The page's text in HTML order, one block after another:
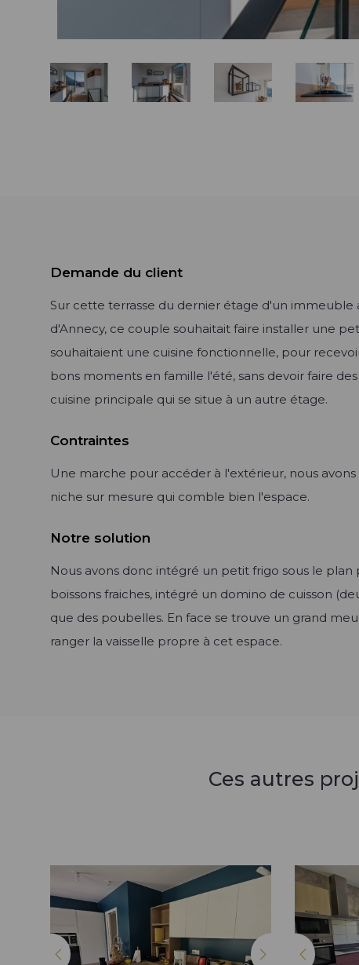
Demande du client
Sur cette terrasse du dernier étage d'un immeuble
d'Annecy, ce couple souhaitait faire installer une
souhaitaient une cuisine fonctionnelle, pour
bons moments en famille l'été, sans devoir faire
cuisine principale qui se situe à un autre étage.
Contraintes
Une marche pour accéder à l'extérieur, nous
niche sur mesure qui comble bien l'espace.
Notre solution
Nous avons donc intégré un petit frigo sous le plan
boissons fraiches, intégré un domino de cuisson
que des poubelles. En face se trouve un grand
ranger la vaisselle propre à cet espace.
Ces autres